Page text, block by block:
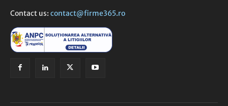
Contact us: contact@firme365.ro